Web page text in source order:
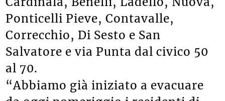
Ponticelli Pieve, Contavalle,
Correcchio, Di Sesto e San
Salvatore e via Punta dal civico 50
al 70.
“Abbiamo già iniziato a evacuare